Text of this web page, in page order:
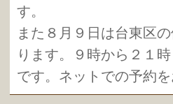
す。
また８月９日は台東区
ります。９時から２１
です。ネットでの予約を